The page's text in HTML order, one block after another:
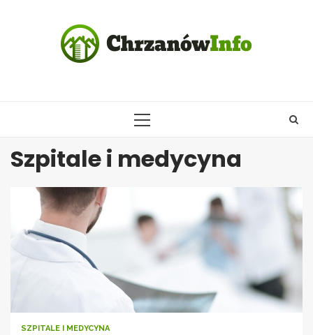
PRIMARY
Szpitale i medycyna
SZPITALE I MEDYCYNA